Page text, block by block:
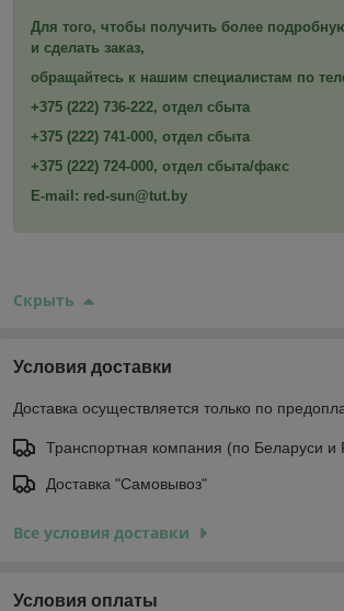
Для того, чтобы получить более
и сделать заказ,
обращайтесь к нашим специалистам по
+375 (222) 736-222, отдел сбыта
+375 (222) 741-000, отдел сбыта
+375 (222) 724-000, отдел сбыта/факс
E-mail: red-sun@tut.by
Скрыть
Условия доставки
Доставка осуществляется только по
Транспортная компания (по Беларуси и
Доставка "Самовывоз"
Все условия доставки
Условия оплаты